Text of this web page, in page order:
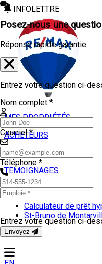
INFOLETTRE
MES PROPRIÉTÉS
ACHETEURS
VENDEURS
TEMOIGNAGES
OUTILS
Calculateur de prêt
St-Bruno de
CONTACT
Posez-nous une
Réponse rapide garantie
Entrez votre question ci-
Nom complet *
Courriel *
Téléphone *
Entrez votre question ci-
Envoyez